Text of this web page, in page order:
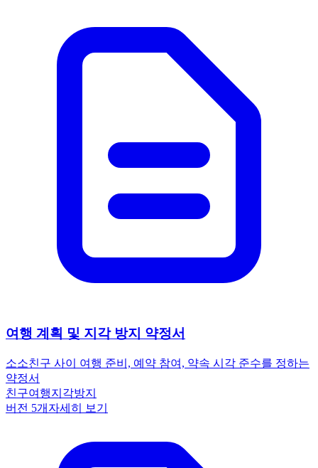
여행 계획 및 지각 방지 약정서
소소친구 사이 여행 준비, 예약 참여, 약속 시각 준수를 정하는
약정서
친구여행지각방지
버전 5개 자세히 보기